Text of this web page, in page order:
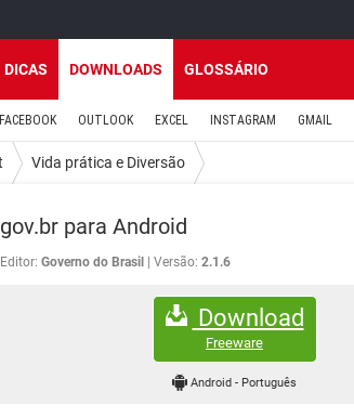
DICAS DOWNLOADS GLOSSÁRIO
FACEBOOK OUTLOOK EXCEL INSTAGRAM GMAIL
Vida prática e Diversão
gov.br para Android
Editor: Governo do Brasil Versão: 2.1.6
Download
Freeware
Android- Português